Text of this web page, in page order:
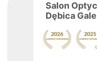
Salon
Dębica